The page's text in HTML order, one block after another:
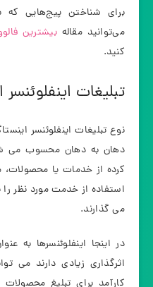
برای شناختن پیج‌هایی که
می‌توانید مقالهبیشترین
کنید.
تبلیغات اینفلوئنسر
نوع تبلیغات اینفلوئنسر
دهان به دهان محسوب می
کرده از خدمات یا محصولات،
استفاده از خدمت مورد نظر
می گذارند.
در اینجا اینفلوئنسرها به
اثرگذاری زیادی دارند می
کارآمد برای تبلیغ